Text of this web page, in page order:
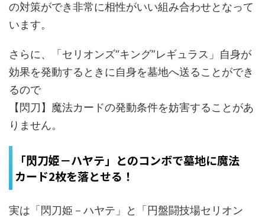
の対策ができ非常に相性がいい組み合わせとなって
います。
さらに、「セリオンズ“キング”レギュラス」自身が
効果を発動するときに自身を墓地へ送ることができ
るので
【閃刀】魔法カードの発動条件を妨害することがあ
りません。
「閃刀姫－ハヤテ」とのコンボで墓地に魔法
カード2枚を落とせる！
実は「閃刀姫－ハヤテ」と「 円盤闘技場セリオン